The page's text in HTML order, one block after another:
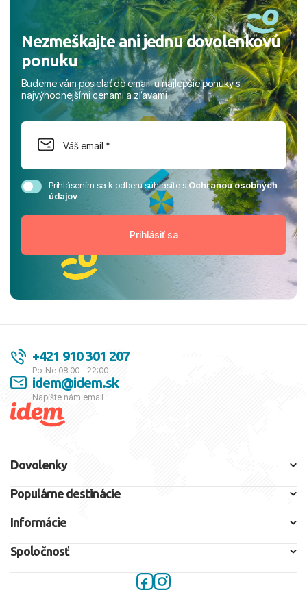
Nezmeškajte ani jednu dovolenkovú
ponuku
Budeme vám posielať do email-u najlepšie ponuky s
najvýhodnejšími cenami a zľavami
Prihlásením sa k odberu súhlasíte sOchranou osobných
údajov
+421 910 301 207
Po-Ne 08:00 - 22:00
idem@idem.sk
Napíšte nám email
Dovolenky
Populárne destinácie
Informácie
Spoločnosť